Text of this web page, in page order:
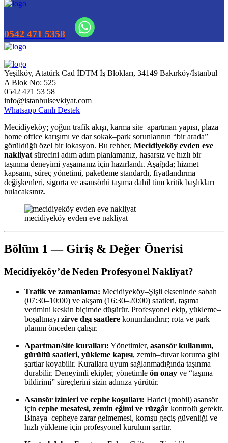
Yeşilköy, Atatürk Cad İDTM İş Blokları, 34149 Bakırköy/İstanbul
A Blok No: 525
0542 471 53 58
info@istanbulsevkiyat.com
Whatsapp Canlı Destek
Mecidiyeköy; yoğun trafik akışı, karma site–apartman yapısı, plaza–
home office karışımı ve dar sokak–park sorunlarının “bir arada”
görüldüğü özel bir lokasyon. Bu rehber, Mecidiyeköy evden eve
nakliyat sürecini adım adım planlamanız, hasarsız ve hızlı bir
taşınma deneyimi yaşamanız için hazırlandı. Aşağıda; hizmet
kapsamı, süreç yönetimi, paketleme standardı, fiyatlandırma
değişkenleri, sigorta ve asansörlü taşıma dahil tüm kritik başlıkları
bulacaksınız.
mecidiyeköy evden eve nakliyat
Bölüm 1 — Giriş & Değer Önerisi
Mecidiyeköy’de Neden Profesyonel Nakliyat?
Trafik ve zamanlama: Mecidiyeköy–Şişli ekseninde sabah
(07:30–10:00) ve akşam (16:30–20:00) saatleri, taşıma
verimini keskin biçimde düşürür. Profesyonel ekip, yükleme–
boşaltmayı zirve dışı saatlere konumlandırır; rota ve park
planını önceden çalışır.
Apartman/site kuralları: Yönetimler, asansör kullanımı,
gürültü saatleri, yükleme kapısı, zemin–duvar koruma gibi
şartlar koyabilir. Kurallara uyum sağlanmadığında taşınma
durabilir. Deneyimli ekipler, yönetimle ön onay ve “taşıma
bildirimi” süreçlerini sizin adınıza yürütür.
Asansör izinleri ve cephe koşulları: Harici (mobil) asansör
için cephe mesafesi, zemin eğimi ve rüzgâr kontrolü gerekir.
Binaya–cepheye zarar gelmemesi, komşu geçiş güvenliği ve
hızlı yükleme için profesyonel kurulum şarttır.